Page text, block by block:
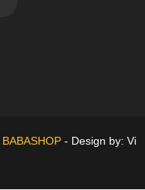
BABASHOP - Design by: Vi